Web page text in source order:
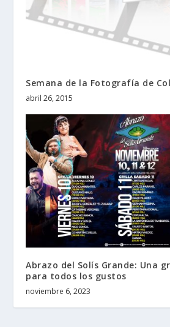
Semana de la Fotografía de
abril 26, 2015
Abrazo del Solís Grande: Una
para todos los gustos
noviembre 6, 2023